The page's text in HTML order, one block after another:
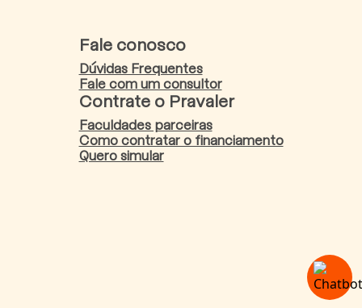
Fale conosco
Dúvidas Frequentes
Fale com um consultor
Contrate o Pravaler
Faculdades parceiras
Como contratar o financiamento
Quero simular